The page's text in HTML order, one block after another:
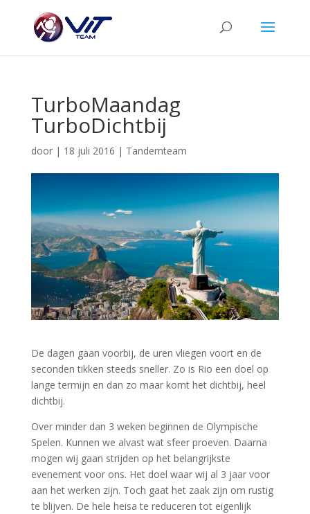
TurboMaandag
TurboDichtbij
door | 18 juli 2016 | Tandemteam
De dagen gaan voorbij, de uren vliegen voort en de
seconden tikken steeds sneller. Zo is Rio een doel op
lange termijn en dan zo maar komt het dichtbij, heel
dichtbij.
Over minder dan 3 weken beginnen de Olympische
Spelen. Kunnen we alvast wat sfeer proeven. Daarna
mogen wij gaan strijden op het belangrijkste
evenement voor ons. Het doel waar wij al 3 jaar voor
aan het werken zijn. Toch gaat het zaak zijn om rustig
te blijven. De hele heisa te reduceren tot eigenlijk